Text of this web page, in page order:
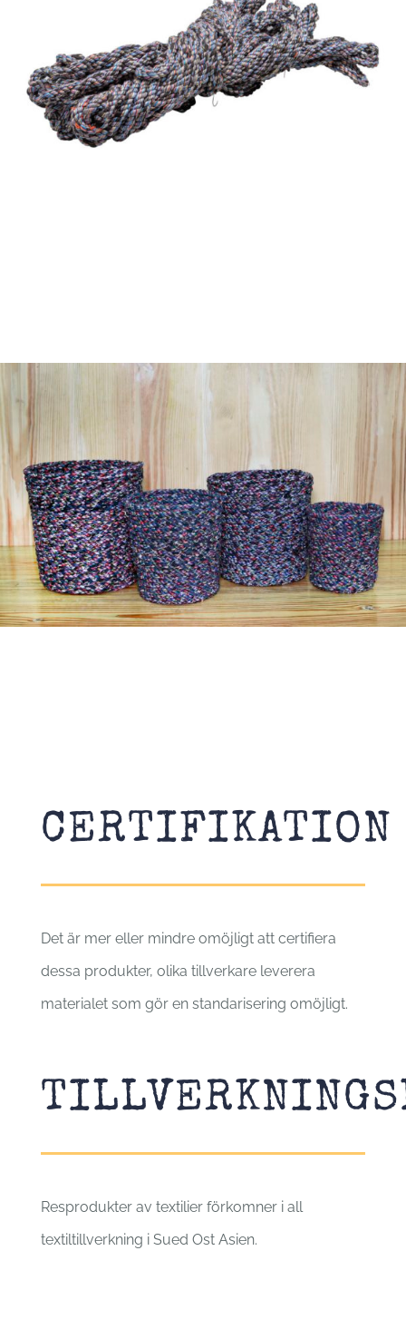
CERTIFIKATION
Det är mer eller mindre omöjligt att certifiera
dessa produkter, olika tillverkare leverera
materialet som gör en standarisering omöjligt.
Resprodukter av textilier förkomner i all
textiltillverkning i Sued Ost Asien.